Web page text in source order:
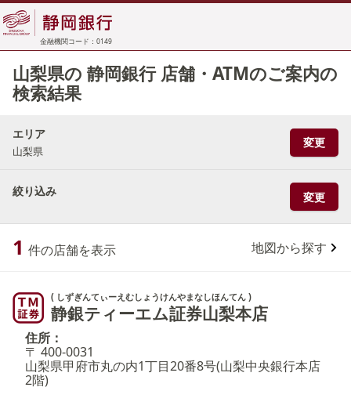
金融機関コード：0149
山梨県の 静岡銀行 店舗・ATMのご案内の
検索結果
エリア
山梨県
変更
絞り込み 変更
1 件の店舗を表示 地図から探す
( しずぎんてぃーえむしょうけんやまなしほんてん )
静銀ティーエム証券山梨本店
住所：
〒 400-0031
山梨県甲府市丸の内1丁目20番8号(山梨中央銀行本店
2階)